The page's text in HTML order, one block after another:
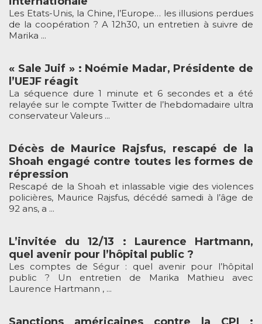
Les Etats-Unis, la Chine, l’Europe… les illusions perdues
de la coopération ? A 12h30, un entretien à suivre de
Marika ...
« Sale Juif » : Noémie Madar, Présidente de
l’UEJF réagit
La séquence dure 1 minute et 6 secondes et a été
relayée sur le compte Twitter de l’hebdomadaire ultra
conservateur Valeurs ...
Décès de Maurice Rajsfus, rescapé de la
Shoah engagé contre toutes les formes de
répression
Rescapé de la Shoah et inlassable vigie des violences
policières, Maurice Rajsfus, décédé samedi à l’âge de
92 ans, a ...
L’invitée du 12/13 : Laurence Hartmann,
quel avenir pour l’hôpital public ?
Les comptes de Ségur : quel avenir pour l’hôpital
public ? Un entretien de Marika Mathieu avec
Laurence Hartmann , ...